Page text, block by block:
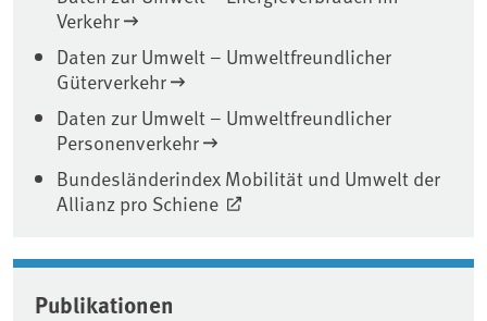
Verkehr
Daten zur Umwelt – Umweltfreundlicher
Güterverkehr
Daten zur Umwelt – Umweltfreundlicher
Personenverkehr
Bundesländerindex Mobilität und Umwelt der
Allianz pro Schiene
Publikationen